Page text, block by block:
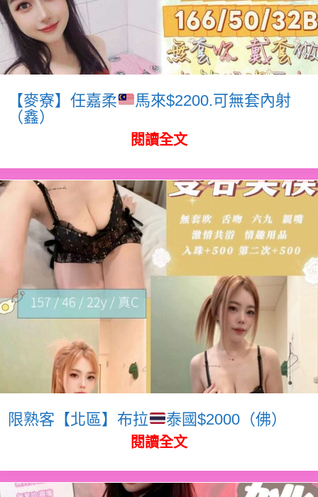
【麥寮】任嘉柔
馬來$2200.可無套內射
（鑫）
閱讀全文
限熟客【北區】布拉 泰國$2000（佛）
閱讀全文